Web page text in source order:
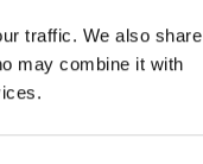
traffic. We also share
may combine it with
Press
Jobba hos oss